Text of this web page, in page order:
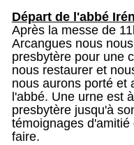
Départ de l'abbé
Après la messe de
Arcangues nous
presbytère pour une
nous restaurer et
nous aurons porté et
l'abbé. Une urne est
presbytère jusqu'à
témoignages
faire.